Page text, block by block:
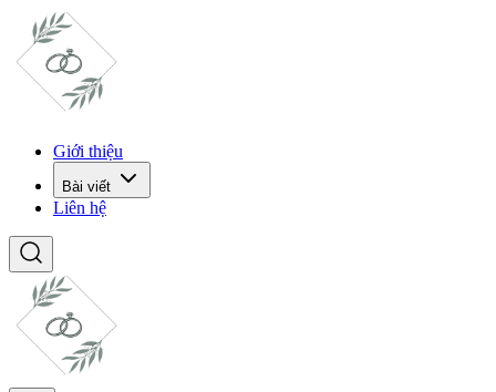
Giới thiệu
Bài viết
Liên hệ